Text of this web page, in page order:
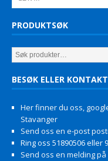
PRODUKTSØK
BESØK ELLER
Her finner du oss,
Stavanger
Send oss en e-post
Ring oss 51890506 eller
Send oss en melding